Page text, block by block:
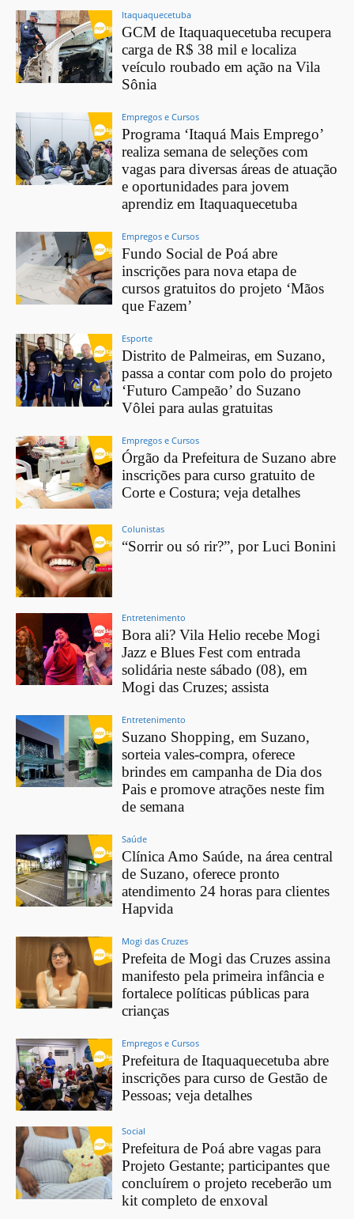
Itaquaquecetuba
GCM de Itaquaquecetuba recupera
carga de R$ 38 mil e localiza
veículo roubado em ação na Vila
Sônia
Empregos e Cursos
Programa ‘Itaquá Mais Emprego’
realiza semana de seleções com
vagas para diversas áreas de atuação
e oportunidades para jovem
aprendiz em Itaquaquecetuba
Empregos e Cursos
Fundo Social de Poá abre
inscrições para nova etapa de
cursos gratuitos do projeto ‘Mãos
que Fazem’
Esporte
Distrito de Palmeiras, em Suzano,
passa a contar com polo do projeto
‘Futuro Campeão’ do Suzano
Vôlei para aulas gratuitas
Empregos e Cursos
Órgão da Prefeitura de Suzano abre
inscrições para curso gratuito de
Corte e Costura; veja detalhes
Colunistas
“Sorrir ou só rir?”, por Luci Bonini
Entretenimento
Bora ali? Vila Helio recebe Mogi
Jazz e Blues Fest com entrada
solidária neste sábado (08), em
Mogi das Cruzes; assista
Entretenimento
Suzano Shopping, em Suzano,
sorteia vales-compra, oferece
brindes em campanha de Dia dos
Pais e promove atrações neste fim
de semana
Saúde
Clínica Amo Saúde, na área central
de Suzano, oferece pronto
atendimento 24 horas para clientes
Hapvida
Mogi das Cruzes
Prefeita de Mogi das Cruzes assina
manifesto pela primeira infância e
fortalece políticas públicas para
crianças
Empregos e Cursos
Prefeitura de Itaquaquecetuba abre
inscrições para curso de Gestão de
Pessoas; veja detalhes
Social
Prefeitura de Poá abre vagas para
Projeto Gestante; participantes que
concluírem o projeto receberão um
kit completo de enxoval